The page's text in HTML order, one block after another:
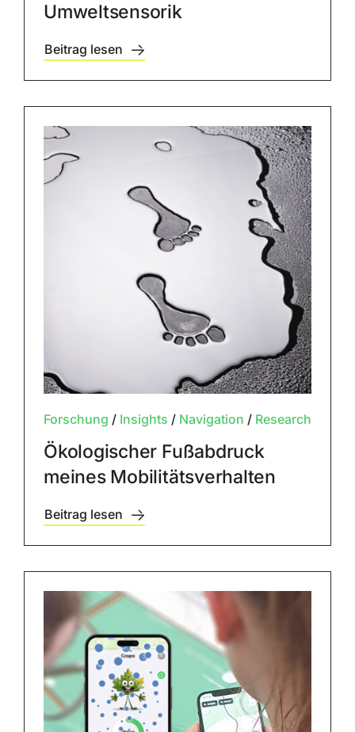
Umweltsensorik
Beitrag lesen
Forschung / Insights / Navigation / Research
Ökologischer Fußabdruck
meines Mobilitätsverhalten
Beitrag lesen